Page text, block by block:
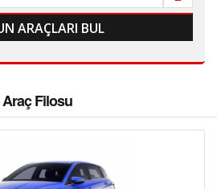
Araç Filosu